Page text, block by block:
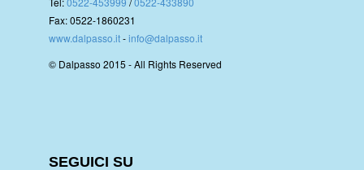
Fax: 0522-1860231
www.dalpasso.it-info@dalpasso.it
© Dalpasso 2015 - All Rights Reserved
SEGUICI SU